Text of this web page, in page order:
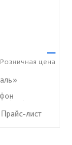
—
Розничная цена
(917) 638-44-17
Прайс-лист